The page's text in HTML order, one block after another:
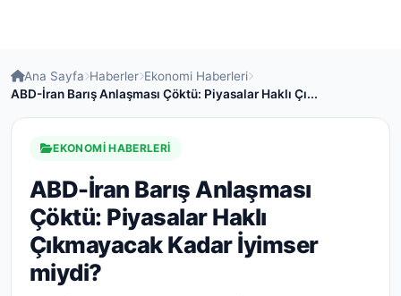
Ana Sayfa Haberler Ekonomi Haberleri
ABD-İran Barış Anlaşması Çöktü: Piyasalar Haklı Çı...
EKONOMI HABERLERI
ABD-İran Barış Anlaşması
Çöktü: Piyasalar Haklı
Çıkmayacak Kadar İyimser
miydi?